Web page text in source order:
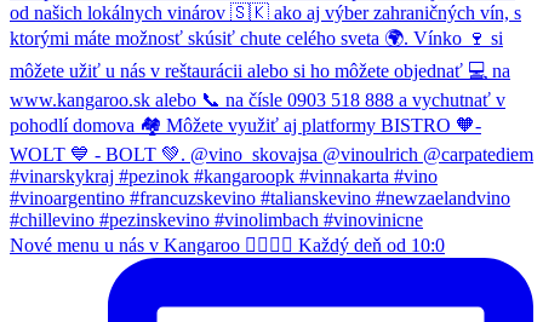
Nové menu u nás v Kangaroo 👌🏻🥔🍗 Každý deň od 10:0